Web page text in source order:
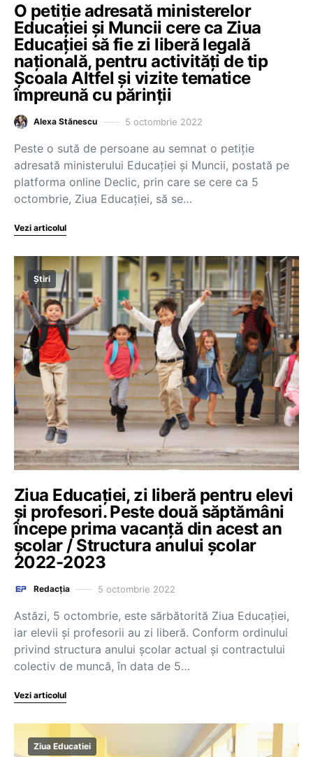
O petiție adresată ministerelor
Educației și Muncii cere ca Ziua
Educației să fie zi liberă legală
națională, pentru activități de tip
Școala Altfel și vizite tematice
împreună cu părinții
Alexa Stănescu 5 octombrie 2022
Peste o sută de persoane au semnat o petiție
adresată ministerului Educației și Muncii, postată pe
platforma online Declic, prin care se cere ca 5
octombrie, Ziua Educației, să se…
Vezi articolul
Știri
Ziua Educației, zi liberă pentru elevi
și profesori. Peste două săptămâni
începe prima vacanță din acest an
școlar / Structura anului școlar
2022-2023
Redacția 5 octombrie 2022
Astăzi, 5 octombrie, este sărbătorită Ziua Educației,
iar elevii și profesorii au zi liberă. Conform ordinului
privind structura anului școlar actual și contractului
colectiv de muncă, în data de 5…
Vezi articolul
Ziua Educatiei